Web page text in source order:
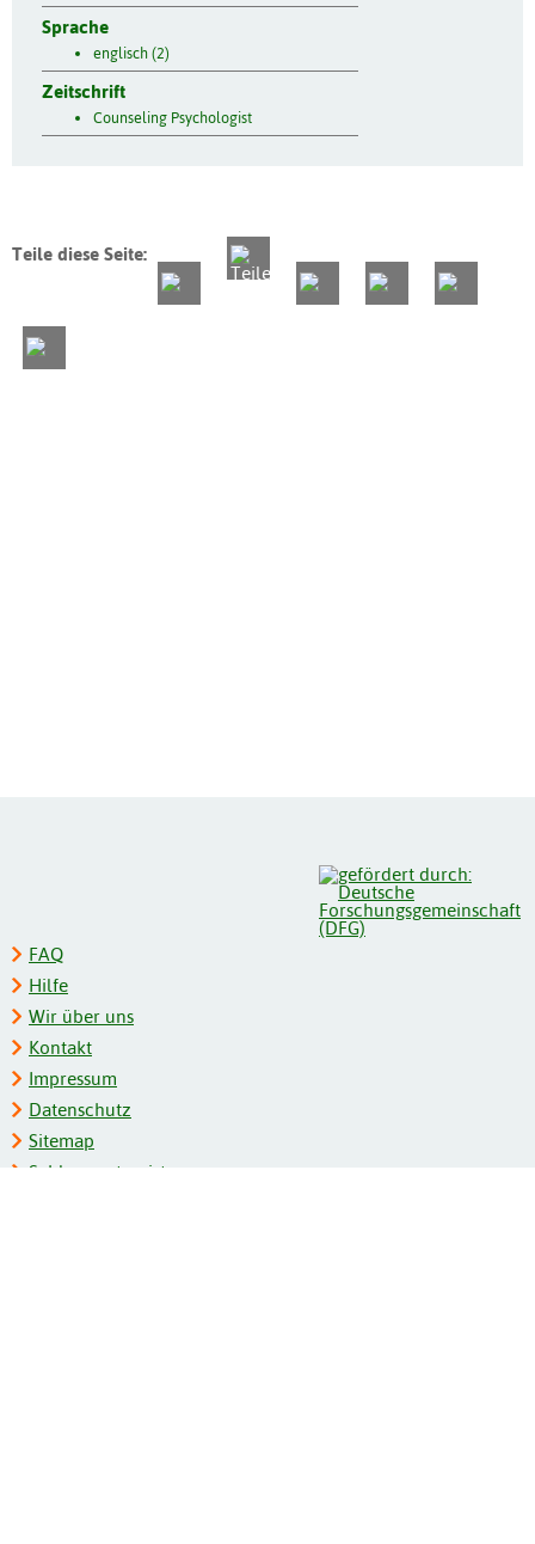
Sprache
englisch (2)
Zeitschrift
Counseling Psychologist
Teile diese Seite:
FAQ
Hilfe
Wir über uns
Kontakt
Impressum
Datenschutz
Sitemap
Schlagwortregister